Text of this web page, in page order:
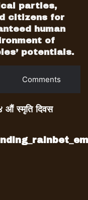
parties,
citizens for
human
of
potentials.
Comments
औं स्मृति दिवस